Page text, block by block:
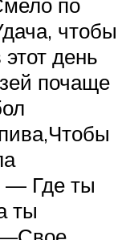
чтобы
день
почаще
— Где ты
ты